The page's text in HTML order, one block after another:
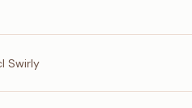
Swirly